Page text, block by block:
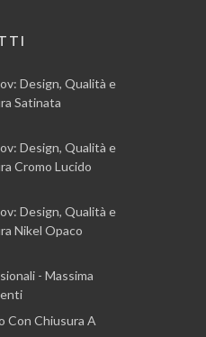
Design, Qualità e
Satinata
Design, Qualità e
Cromo Lucido
Design, Qualità e
Nikel Opaco
- Massima
Con Chiusura A